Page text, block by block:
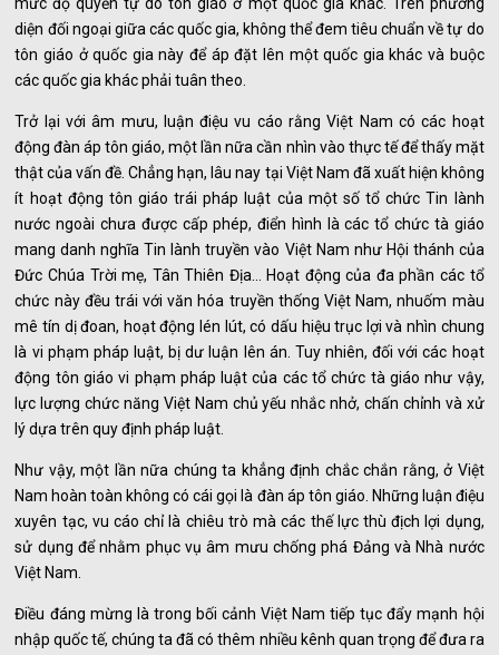
mức độ quyền tự do tôn giáo ở một quốc gia khác. Trên phương
diện đối ngoại giữa các quốc gia, không thể đem tiêu chuẩn về tự do
tôn giáo ở quốc gia này để áp đặt lên một quốc gia khác và buộc
các quốc gia khác phải tuân theo.
Trở lại với âm mưu, luận điệu vu cáo rằng Việt Nam có các hoạt
động đàn áp tôn giáo, một lần nữa cần nhìn vào thực tế để thấy mặt
thật của vấn đề. Chẳng hạn, lâu nay tại Việt Nam đã xuất hiện không
ít hoạt động tôn giáo trái pháp luật của một số tổ chức Tin lành
nước ngoài chưa được cấp phép, điển hình là các tổ chức tà giáo
mang danh nghĩa Tin lành truyền vào Việt Nam như Hội thánh của
Đức Chúa Trời mẹ, Tân Thiên Địa… Hoạt động của đa phần các tổ
chức này đều trái với văn hóa truyền thống Việt Nam, nhuốm màu
mê tín dị đoan, hoạt động lén lút, có dấu hiệu trục lợi và nhìn chung
là vi phạm pháp luật, bị dư luận lên án. Tuy nhiên, đối với các hoạt
động tôn giáo vi phạm pháp luật của các tổ chức tà giáo như vậy,
lực lượng chức năng Việt Nam chủ yếu nhắc nhở, chấn chỉnh và xử
lý dựa trên quy định pháp luật.
Như vậy, một lần nữa chúng ta khẳng định chắc chắn rằng, ở Việt
Nam hoàn toàn không có cái gọi là đàn áp tôn giáo. Những luận điệu
xuyên tạc, vu cáo chỉ là chiêu trò mà các thế lực thù địch lợi dụng,
sử dụng để nhằm phục vụ âm mưu chống phá Đảng và Nhà nước
Việt Nam.
Điều đáng mừng là trong bối cảnh Việt Nam tiếp tục đẩy mạnh hội
nhập quốc tế, chúng ta đã có thêm nhiều kênh quan trọng để đưa ra